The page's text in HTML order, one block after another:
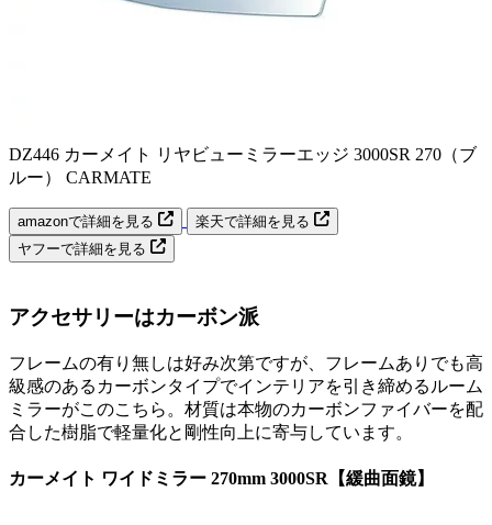
DZ446 カーメイト リヤビューミラーエッジ 3000SR 270（ブ
ルー） CARMATE
amazonで詳細を見る
楽天で詳細を見る
ヤフーで詳細を見る
アクセサリーはカーボン派
フレームの有り無しは好み次第ですが、フレームありでも高
級感のあるカーボンタイプでインテリアを引き締めるルーム
ミラーがこのこちら。材質は本物のカーボンファイバーを配
合した樹脂で軽量化と剛性向上に寄与しています。
カーメイト ワイドミラー 270mm 3000SR【緩曲面鏡】